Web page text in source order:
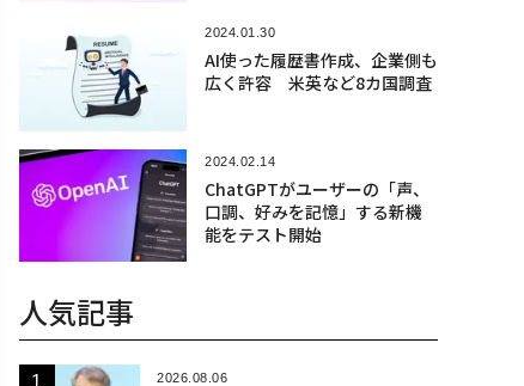
2024.01.30
AI使った履歴書作成、企業側も
広く許容 米英など8カ国調査
2024.02.14
ChatGPTがユーザーの「声、
口調、好みを記憶」する新機
能をテスト開始
人気記事
2026.08.06